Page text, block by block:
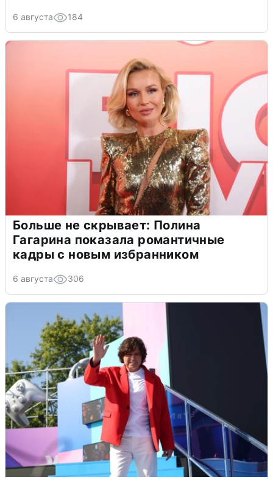
6 августа 184
Больше не скрывает: Полина
Гагарина показала романтичные
кадры с новым избранником
6 августа 306